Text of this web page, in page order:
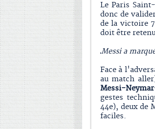
Le Paris
donc de
de la victoire
doit être
Messi a
Face à
au match
Messi-
gestes
44e), deux de
faciles.